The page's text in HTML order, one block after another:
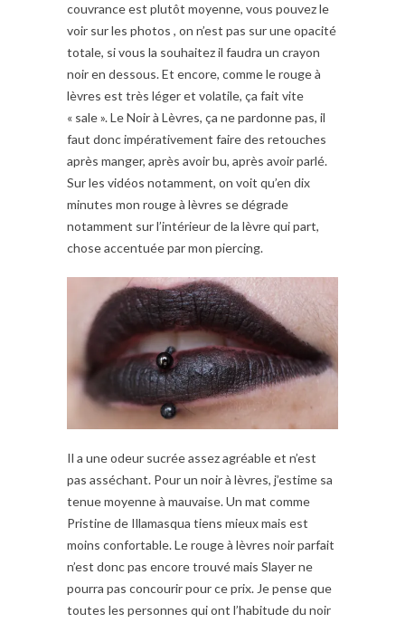
couvrance est plutôt moyenne, vous pouvez le
voir sur les photos , on n’est pas sur une opacité
totale, si vous la souhaitez il faudra un crayon
noir en dessous. Et encore, comme le rouge à
lèvres est très léger et volatile, ça fait vite
« sale ». Le Noir à Lèvres, ça ne pardonne pas, il
faut donc impérativement faire des retouches
après manger, après avoir bu, après avoir parlé.
Sur les vidéos notamment, on voit qu’en dix
minutes mon rouge à lèvres se dégrade
notamment sur l’intérieur de la lèvre qui part,
chose accentuée par mon piercing.
Il a une odeur sucrée assez agréable et n’est
pas asséchant. Pour un noir à lèvres, j’estime sa
tenue moyenne à mauvaise. Un mat comme
Pristine de Illamasqua tiens mieux mais est
moins confortable. Le rouge à lèvres noir parfait
n’est donc pas encore trouvé mais Slayer ne
pourra pas concourir pour ce prix. Je pense que
toutes les personnes qui ont l’habitude du noir